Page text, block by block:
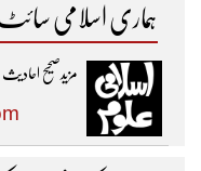
ہماری اسلامی
مزیدصحیح